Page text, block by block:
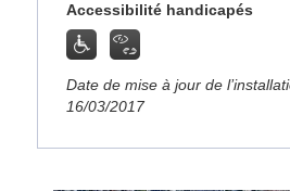
Accessibilité handicapés
Date de mise à jour de
16/03/2017